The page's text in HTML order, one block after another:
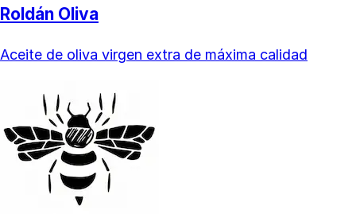
Roldán Oliva
Aceite de oliva virgen extra de máxima calidad